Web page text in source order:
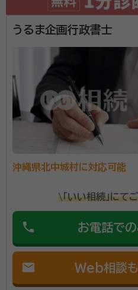
ております。相続や遺言で
ください。
沖縄県行政書士会
うるま企画行政書士
沖縄県北中城村に対応可能
\「いい相続」にて
phone お電話で
mail Web相談